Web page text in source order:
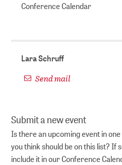
Conference Calendar
Lara Schruff
Send mail
Submit a new event
Is there an upcoming event in
you think should be on this list? If
include it in our Conference